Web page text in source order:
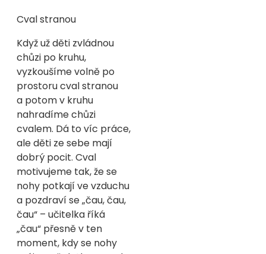
Cval stranou
Když už děti zvládnou
chůzi po kruhu,
vyzkoušíme volně po
prostoru cval stranou
a potom v kruhu
nahradíme chůzi
cvalem. Dá to víc práce,
ale děti ze sebe mají
dobrý pocit. Cval
motivujeme tak, že se
nohy potkají ve vzduchu
a pozdraví se „čau, čau,
čau“ – učitelka říká
„čau“ přesně v ten
moment, kdy se nohy